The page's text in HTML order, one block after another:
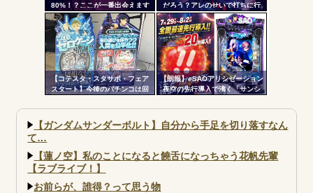
80%！？ここが一番出会えます
だろう？アレのせいで打ちに行
かない層が一定数いそうだが
【コテスタ・スタサポ・フェア
スタート】今後のパチンコは回
て釘は完全に廃止するべき
【朗報】eSAOアリシゼーション
夜空の先行導入で沸く「サンシ
で総差枚10万枚超えの祭りを開
催中ｗｗｗｗ
【ガンダムサンダーボルト】自分から手足を切り落すなん
て…
【蓮ノ空】私のことになると饒舌になっちゃう花帆先輩
【ラブライブ！】
お前らが、誰得？って思う物